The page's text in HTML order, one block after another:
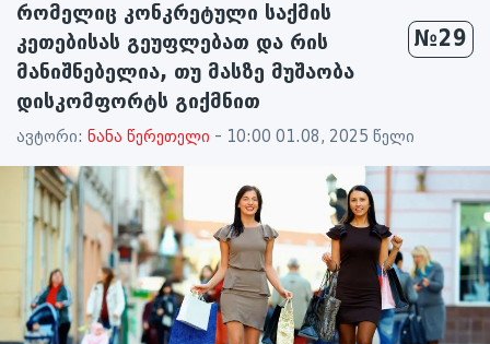
რომელიც კონკრეტული საქმის
კეთებისას გეუფლებათ და რის
მანიშნებელია, თუ მასზე მუშაობა
დისკომფორტს გიქმნით
№29
ავტორი: ნანა წერეთელი - 10:00 01.08, 2025 წელი